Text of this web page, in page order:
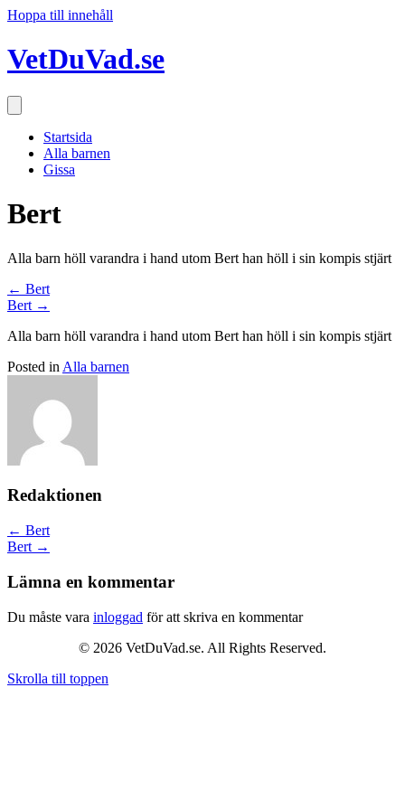
Hoppa till innehåll
VetDuVad.se
Startsida
Alla barnen
Gissa
Bert
Alla barn höll varandra i hand utom Bert han höll i sin kompis stjärt
Posts
navigation
← Bert
Bert →
Alla barn höll varandra i hand utom Bert han höll i sin kompis stjärt
Posted in Alla barnen
Redaktionen
Posts
navigation
← Bert
Bert →
Lämna en kommentar
Du måste vara inloggad för att skriva en kommentar
© 2026 VetDuVad.se. All Rights Reserved.
Skrolla till toppen